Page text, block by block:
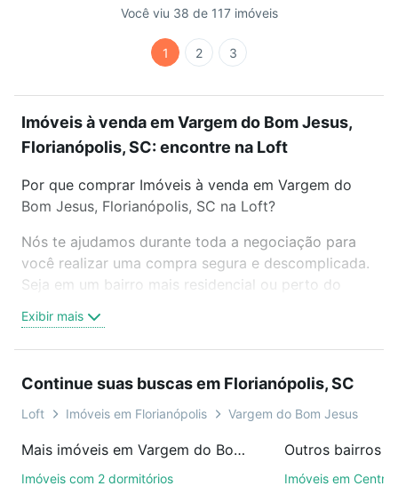
Você viu 38 de 117 imóveis
1 2 3
Imóveis à venda em Vargem do Bom Jesus,
Florianópolis, SC: encontre na Loft
Por que comprar Imóveis à venda em Vargem do
Bom Jesus, Florianópolis, SC na Loft?
Nós te ajudamos durante toda a negociação para
você realizar uma compra segura e descomplicada.
Seja em um bairro mais residencial ou perto do
oferta ideal de Imóveis à venda em Vargem do Bom
Jesus, Florianópolis, SC para conquistar seu sonho.
é grátis, sem compromisso e você ainda conta com
mais de 46 mil corretores e imobiliárias te ajudando
Como escolher um imóvel?
Exibir mais
Continue suas buscas em Florianópolis, SC
Loft Imóveis em Florianópolis Vargem do Bom Jesus
Mais imóveis em Vargem do Bom Jesus
Imóveis com 2 dormitórios
Imóveis em Centro